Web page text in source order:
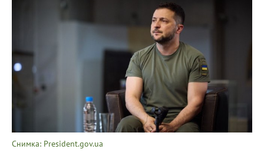
Снимка: President.gov.ua